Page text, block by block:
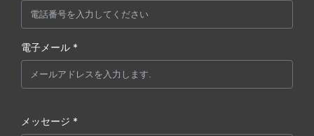
電子メール *
メッセージ *